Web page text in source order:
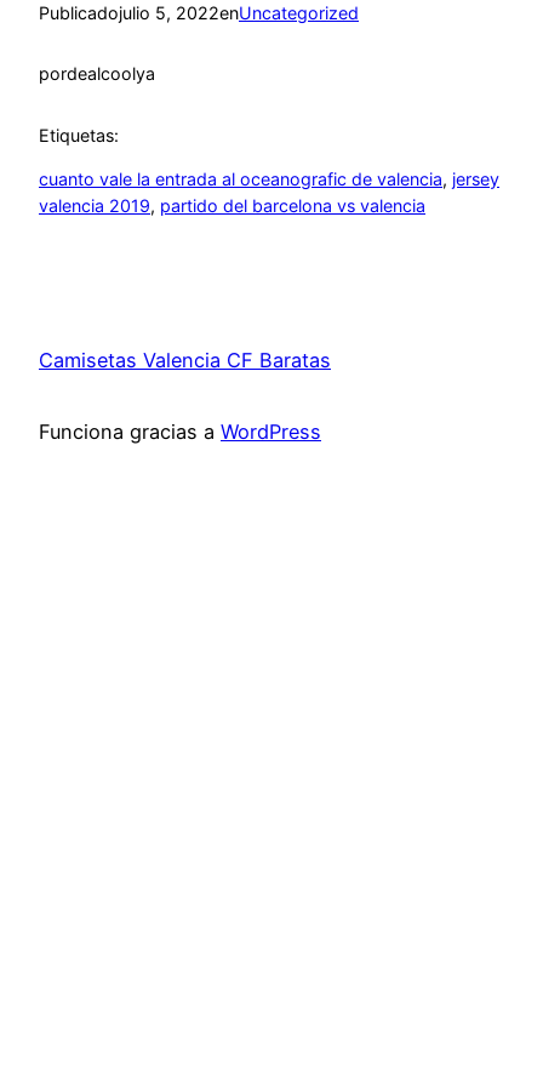
Publicadojulio 5, 2022enUncategorized
pordealcoolya
Etiquetas:
cuanto vale la entrada al oceanografic de valencia, jersey
valencia 2019, partido del barcelona vs valencia
Camisetas Valencia CF Baratas
Funciona gracias a WordPress